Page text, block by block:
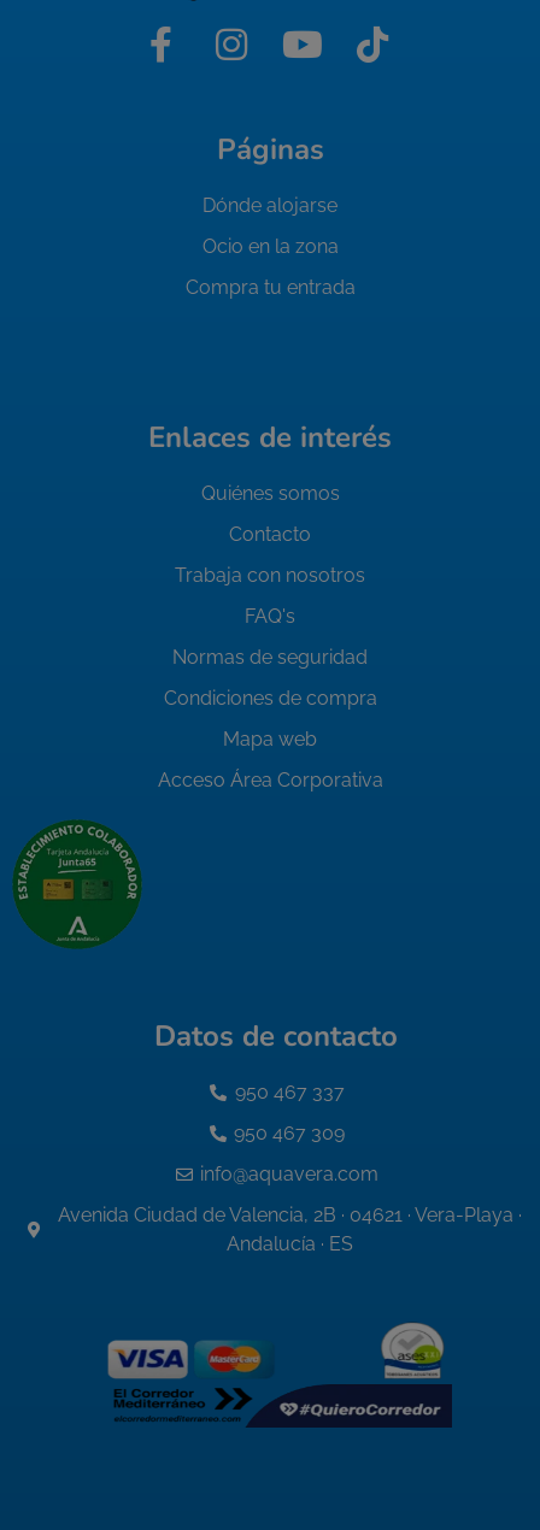
Páginas
Dónde alojarse
Ocio en la zona
Compra tu entrada
Enlaces de interés
Quiénes somos
Contacto
Trabaja con nosotros
FAQ's
Normas de seguridad
Condiciones de compra
Mapa web
Acceso Área Corporativa
Datos de contacto
950 467 337
950 467 309
info@aquavera.com
Avenida Ciudad de Valencia, 2B · 04621 · Vera-Playa ·
Andalucía · ES